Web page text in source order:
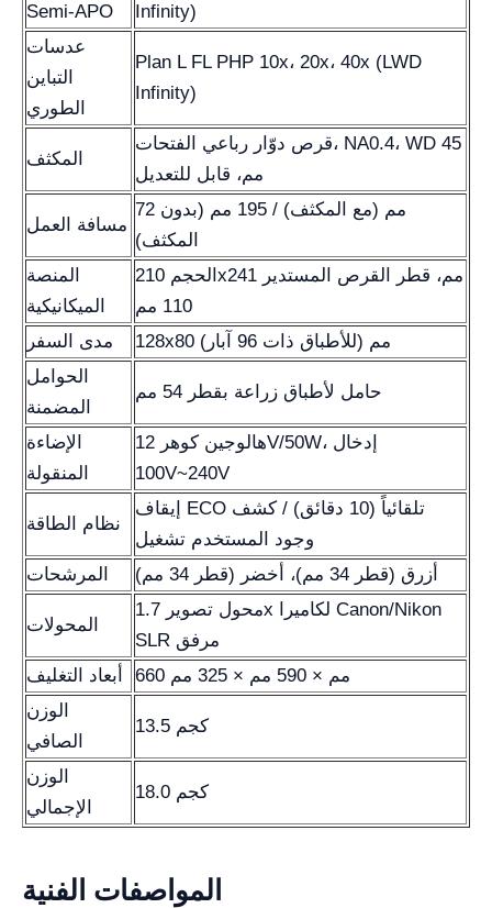
Semi-APO
Infinity)
عدسات
التباين
الطوري
Plan L FL PHP 10x، 20x، 40x (LWD
Infinity)
المكثف
قرص دوّار رباعي الفتحات، NA0.4، WD 45
مم، قابل للتعديل
مسافة العمل
72 مم (مع المكثف) / 195 مم (بدون
المكثف)
المنصة
الميكانيكية
الحجم 210x241 مم، قطر القرص المستدير
110 مم
مدى السفر
128x80 مم (للأطباق ذات 96 آبار)
الحوامل
المضمنة
حامل لأطباق زراعة بقطر 54 مم
الإضاءة
المنقولة
هالوجين كوهر 12V/50W، إدخال
100V~240V
نظام الطاقة
إيقاف ECO تلقائياً (10 دقائق) / كشف
وجود المستخدم تشغيل
المرشحات
أزرق (قطر 34 مم)، أخضر (قطر 34 مم)
المحولات
محول تصوير 1.7x لكاميرا Canon/Nikon
SLR مرفق
أبعاد التغليف
660 مم × 590 مم × 325 مم
الوزن
الصافي
13.5 كجم
الوزن
الإجمالي
18.0 كجم
المواصفات الفنية